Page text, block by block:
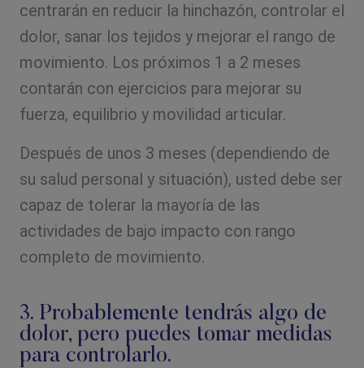
centrarán en reducir la hinchazón, controlar el
dolor, sanar los tejidos y mejorar el rango de
movimiento. Los próximos 1 a 2 meses
contarán con ejercicios para mejorar su
fuerza, equilibrio y movilidad articular.
Después de unos 3 meses (dependiendo de
su salud personal y situación), usted debe ser
capaz de tolerar la mayoría de las
actividades de bajo impacto con rango
completo de movimiento.
3. Probablemente tendrás algo de
dolor, pero puedes tomar medidas
para controlarlo.